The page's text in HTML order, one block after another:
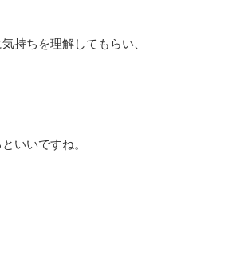
持ちを理解してもらい、
いいですね。